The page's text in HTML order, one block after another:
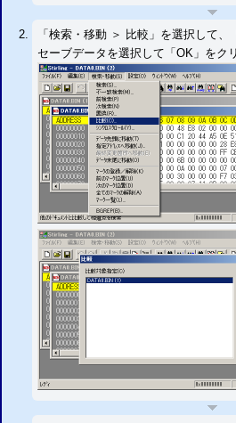
「検索・移動 ＞ 比較」を選択して
セーブデータを選択して「OK」をク